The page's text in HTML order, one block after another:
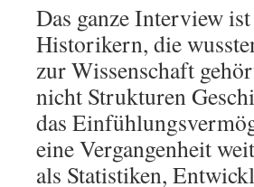
Das ganze Interview
Historikern, die
zur Wissenschaft
nicht Strukturen
das
eine Vergangenheit
als Statistiken,